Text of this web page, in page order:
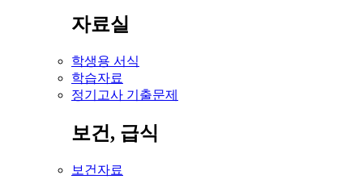
자료실
학생용 서식
학습자료
정기고사 기출문제
보건, 급식
보건자료